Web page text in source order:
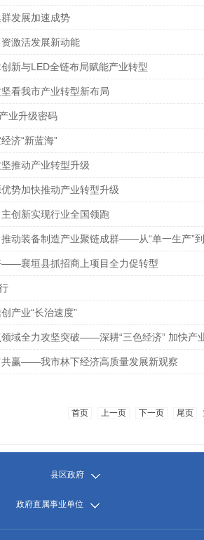
发展加速成势
激活发展新动能
新与LED全链布局赋能产业转型
看我市产业转型新布局
业升级密码
济“新蓝海”
推动产业转型升级
势加快推动产业转型升级
创新实现行业全国领跑
动装备制造产业聚链成群——从“单一生产”到
——襄垣县抓招商上项目全力促转型
产业“长治速度”
域全力攻坚突破——深耕“三色经济” 加快产
共赢——我市林下经济高质量发展新观察
首页 上一页 下一页 尾页
县区政府
政府直属事业单位